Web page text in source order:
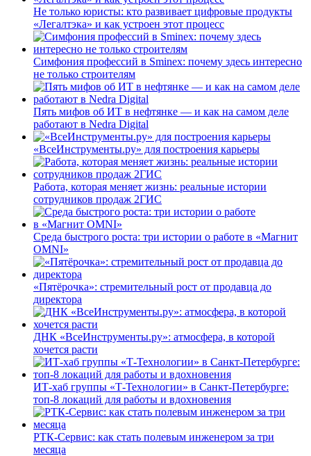
Не только юристы: кто развивает цифровые продукты
«Легалтэка» и как устроен этот процесс
Симфония профессий в Sminex: почему здесь интересно
не только строителям
Пять мифов об ИТ в нефтянке — и как на самом деле
работают в Nedra Digital
«ВсеИнструменты.ру» для построения карьеры
Работа, которая меняет жизнь: реальные истории
сотрудников продаж 2ГИС
Среда быстрого роста: три истории о работе в «Магнит
OMNI»
«Пятёрочка»: стремительный рост от продавца до
директора
ДНК «ВсеИнструменты.ру»: атмосфера, в которой
хочется расти
ИТ-хаб группы «Т-Технологии» в Санкт-Петербурге:
топ-8 локаций для работы и вдохновения
РТК-Сервис: как стать полевым инженером за три
месяца